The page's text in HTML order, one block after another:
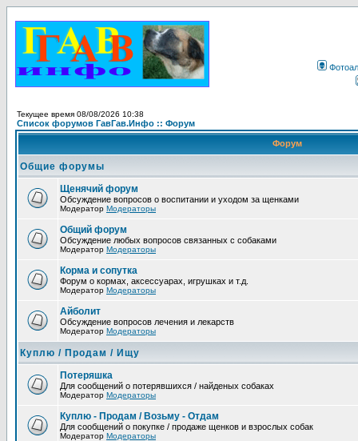
Текущее время 08/08/2026 10:38
Список форумов ГавГав.Инфо :: Форум
Форум
Общие форумы
Щенячий форум
Обсуждение вопросов о воспитании и уходом за щенками
Модератор Модераторы
Общий форум
Обсуждение любых вопросов связанных с собаками
Модератор Модераторы
Корма и сопутка
Форум о кормах, аксессуарах, игрушках и т.д.
Модератор Модераторы
Айболит
Обсуждение вопросов лечения и лекарств
Модератор Модераторы
Куплю / Продам / Ищу
Потеряшка
Для сообщений о потерявшихся / найденых собаках
Модератор Модераторы
Куплю - Продам / Возьму - Отдам
Для сообщений о покупке / продаже щенков и взрослых собак
Модератор Модераторы